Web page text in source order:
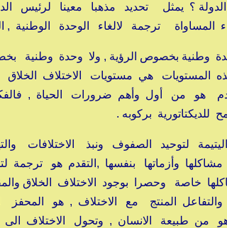
؟ يمثل تحديد مذهبا معينا لرئيس
المساواة ترجمة لالغاء الوحدة الوطنية
وطنية بخصوص الرؤية , ولا وحدة وطنية
المستويات هي مستويات الاختلاف الخلاق
هو من أول وأهم ضرورات الحياة ,
للديكتاتورية بركوبه .
لتوحيد الصفوف ونبذ الاختلافات
وأزماتها بنفسها ,التقدم هو ترجمة
خاصة وحصرا بوجود الاختلاف الخلاق
المنتج مع الاختلاف , هو المحفز
هو من طبيعة الانسان , وتحول الاختلاف